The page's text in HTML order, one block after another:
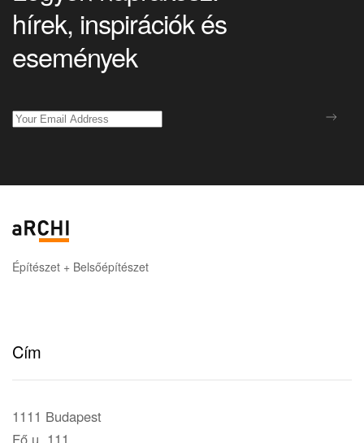
hírek, inspirációk és
események
Építészet + Belsőépítészet
Cím
1111 Budapest